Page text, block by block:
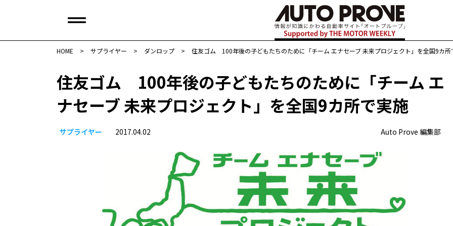
HOME > サプライヤー > ダンロップ > 住友ゴム 100年後の子どもたちのために「チーム エナセーブ 未来プロジェクト」を全国9カ所
住友ゴム 100年後の子どもたちのために「チーム エ
ナセーブ 未来プロジェクト」を全国9カ所で実施
サプライヤー 2017.04.02 Auto Prove 編集部